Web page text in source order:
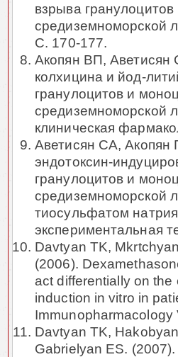
взрыва
средиземноморской
С. 170-177.
Акопян ВП, Аветисян
колхицина и йод-
гранулоцитов и
средиземноморской
клиническая
Аветисян СА, Акопян
эндотоксин-
гранулоцитов и
средиземноморской
тиосульфатом
экспериментальная
Davtyan TK,
(2006).
act differentially on
induction in vitro in
Immunopharmacology
Davtyan TK,
Gabrielyan ES.